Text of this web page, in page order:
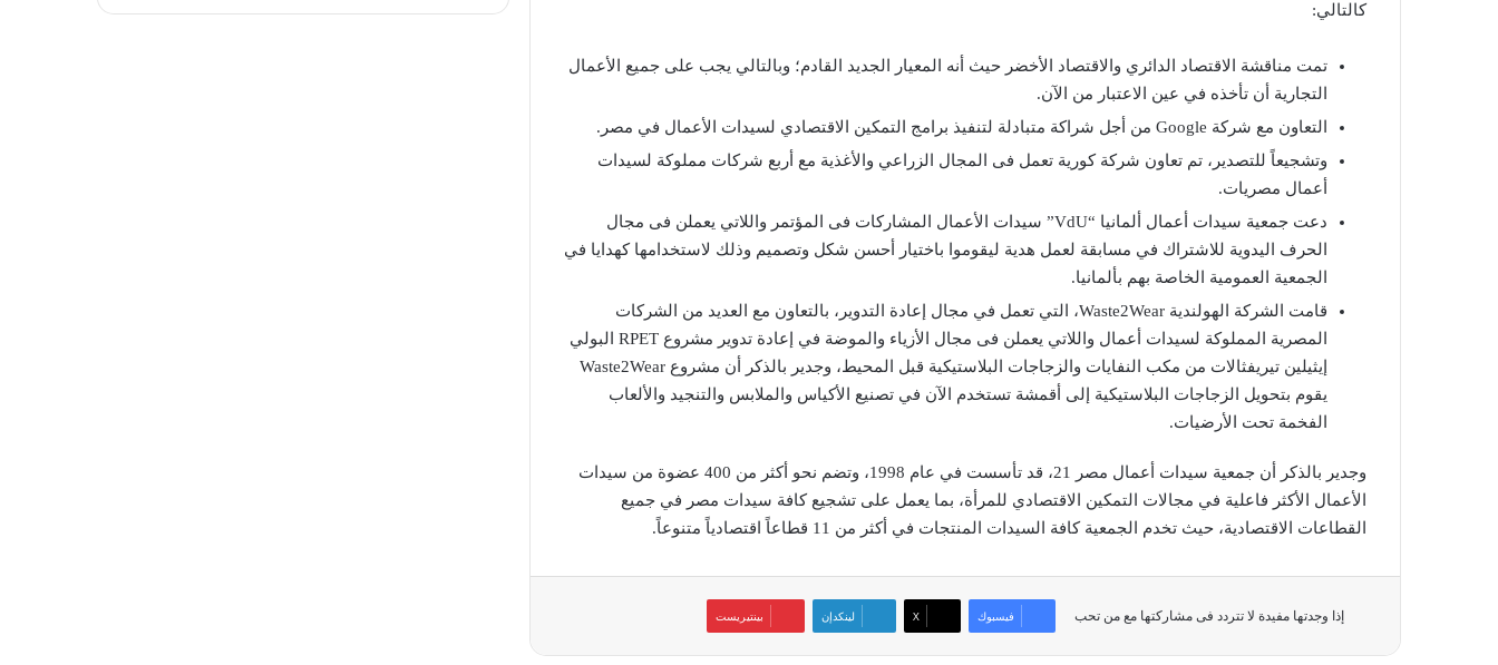
كالتالي:
تمت مناقشة الاقتصاد الدائري والاقتصاد الأخضر حيث أنه المعيار الجديد القادم؛ وبالتالي يجب على جميع الأعمال
التجارية أن تأخذه في عين الاعتبار من الآن.
التعاون مع شركة Google من أجل شراكة متبادلة لتنفيذ برامج التمكين الاقتصادي لسيدات الأعمال في مصر.
وتشجيعاً للتصدير، تم تعاون شركة كورية تعمل فى المجال الزراعي والأغذية مع أربع شركات مملوكة لسيدات
أعمال مصريات.
دعت جمعية سيدات أعمال ألمانيا “VdU” سيدات الأعمال المشاركات فى المؤتمر واللاتي يعملن فى مجال
الحرف اليدوية للاشتراك في مسابقة لعمل هدية ليقوموا باختيار أحسن شكل وتصميم وذلك لاستخدامها كهدايا في
الجمعية العمومية الخاصة بهم بألمانيا.
قامت الشركة الهولندية Waste2Wear، التي تعمل في مجال إعادة التدوير، بالتعاون مع العديد من الشركات
المصرية المملوكة لسيدات أعمال واللاتي يعملن فى مجال الأزياء والموضة في إعادة تدوير مشروع RPET البولي
إيثيلين تيريفثالات من مكب النفايات والزجاجات البلاستيكية قبل المحيط، وجدير بالذكر أن مشروع Waste2Wear
يقوم بتحويل الزجاجات البلاستيكية إلى أقمشة تستخدم الآن في تصنيع الأكياس والملابس والتنجيد والألعاب
الفخمة تحت الأرضيات.
وجدير بالذكر أن جمعية سيدات أعمال مصر 21، قد تأسست في عام 1998، وتضم نحو أكثر من 400 عضوة من سيدات
الأعمال الأكثر فاعلية في مجالات التمكين الاقتصادي للمرأة، بما يعمل على تشجيع كافة سيدات مصر في جميع
القطاعات الاقتصادية، حيث تخدم الجمعية كافة السيدات المنتجات في أكثر من 11 قطاعاً اقتصادياً متنوعاً.
إذا وجدتها مفيدة لا تتردد فى مشاركتها مع من تحب فيسبوك ‫X لينكدإن بينتيريست